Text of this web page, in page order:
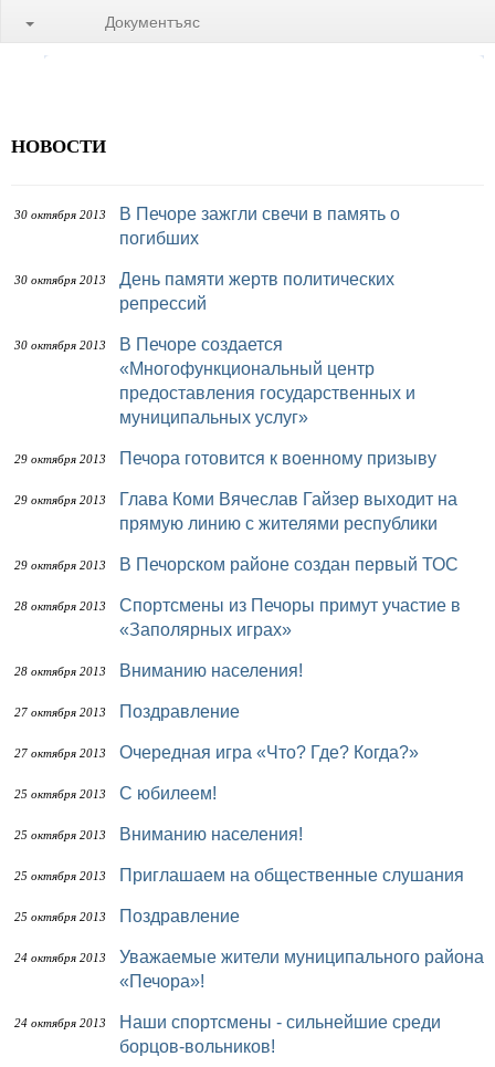
Документъяс
НОВОСТИ
30 октября 2013
В Печоре зажгли свечи в память о
погибших
30 октября 2013
День памяти жертв политических
репрессий
30 октября 2013
В Печоре создается
«Многофункциональный центр
предоставления государственных и
муниципальных услуг»
29 октября 2013 Печора готовится к военному призыву
29 октября 2013
Глава Коми Вячеслав Гайзер выходит на
прямую линию с жителями республики
29 октября 2013 В Печорском районе создан первый ТОС
28 октября 2013
Спортсмены из Печоры примут участие в
«Заполярных играх»
28 октября 2013 Вниманию населения!
27 октября 2013 Поздравление
27 октября 2013 Очередная игра «Что? Где? Когда?»
25 октября 2013 С юбилеем!
25 октября 2013 Вниманию населения!
25 октября 2013 Приглашаем на общественные слушания
25 октября 2013 Поздравление
24 октября 2013
Уважаемые жители муниципального района
«Печора»!
24 октября 2013
Наши спортсмены - сильнейшие среди
борцов-вольников!